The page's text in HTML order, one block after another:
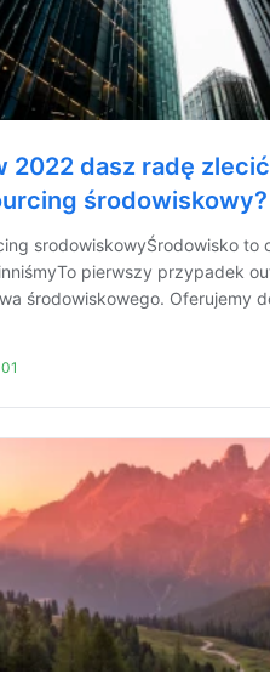
2022 dasz radę zlecić
środowiskowy?
srodowiskowyŚrodowisko to
pierwszy przypadek
środowiskowego. Oferujemy